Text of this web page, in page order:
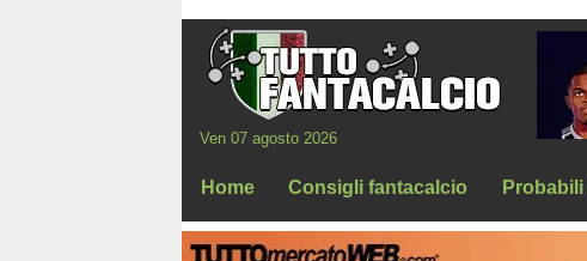
Ven 07 agosto 2026
Home Consigli fantacalcio